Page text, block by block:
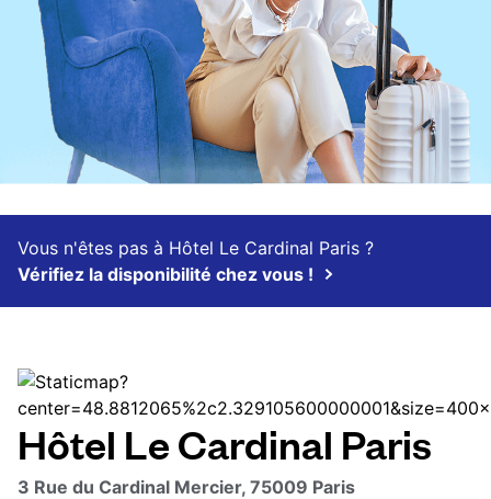
Vous n'êtes pas à Hôtel Le Cardinal Paris ?
Vérifiez la disponibilité chez vous !
Hôtel Le Cardinal Paris
3 Rue du Cardinal Mercier, 75009 Paris